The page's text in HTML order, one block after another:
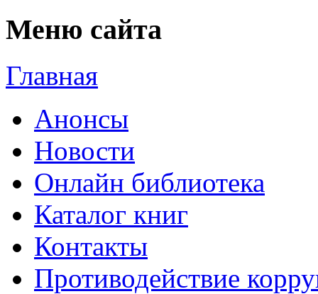
Меню сайта
Главная
Анонсы
Новости
Онлайн библиотека
Каталог книг
Контакты
Противодействие